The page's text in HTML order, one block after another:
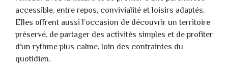
accessible, entre repos, convivialité et loisirs adaptés.
Elles offrent aussi l’occasion de découvrir un territoire
préservé, de partager des activités simples et de profiter
d’un rythme plus calme, loin des contraintes du
quotidien.